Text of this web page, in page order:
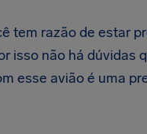
tem razão de estar
isso não há dúvidas
esse avião é uma